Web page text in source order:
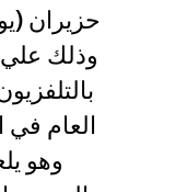
وذلك علي
العام في
وهو